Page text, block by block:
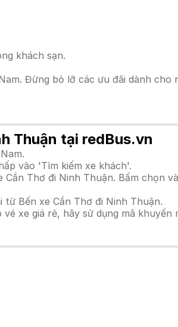
khách sạn.
Đừng bỏ lỡ các ưu đãi dành cho
Thuận tại redBus.vn
vào 'Tìm kiếm xe khách'.
Thơ đi Ninh Thuận. Bấm chọn
Bến xe Cần Thơ đi Ninh Thuận.
xe giá rẻ, hãy sử dụng mã khuyến